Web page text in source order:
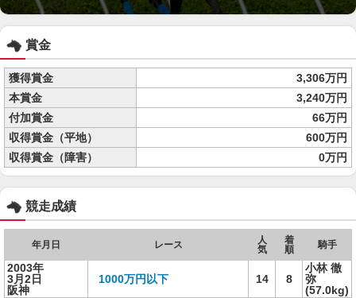
賞金
獲得賞金
3,306万円
本賞金
3,240万円
付加賞金
66万円
収得賞金（平地）
600万円
収得賞金（障害）
0万円
競走成績
年月日 レース
人
気
着
順
騎手
2003年
3月2日
阪神
1000万円以下 14 8
小林 徹
弥
(57.0kg)